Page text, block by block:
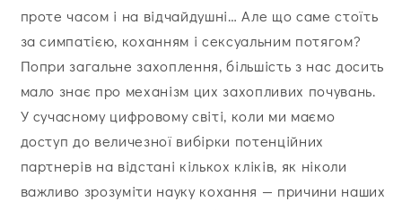
проте часом і на відчайдушні… Але що саме стоїть
за симпатією, коханням і сексуальним потягом?
Попри загальне захоплення, більшість з нас досить
мало знає про механізм цих захопливих почувань.
У сучасному цифровому світі, коли ми маємо
доступ до величезної вибірки потенційних
партнерів на відстані кількох кліків, як ніколи
важливо зрозуміти науку кохання — причини наших